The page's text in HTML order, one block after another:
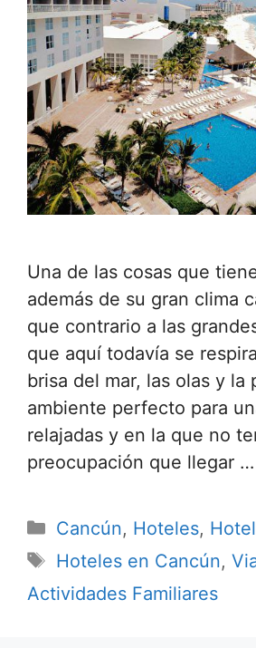
Una de las cosas que
además de su gran clima
que contrario a las
que aquí todavía se
brisa del mar, las olas y la
ambiente perfecto para
relajadas y en la que no
preocupación que llegar …
Categorías
Cancún, Hoteles,
Etiquetas
Hoteles en Cancún,
Actividades Familiares